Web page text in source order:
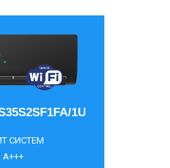
1 1U35S2SM1FA
СИСТЕМ
: A+++